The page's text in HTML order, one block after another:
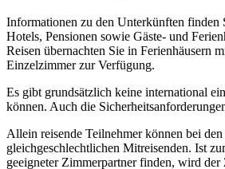
Informationen zu den Unterkünften finden
Hotels, Pensionen sowie Gäste- und
Reisen übernachten Sie in Ferienhäusern
Einzelzimmer zur Verfügung.
Es gibt grundsätzlich keine international
können. Auch die
Allein reisende Teilnehmer können bei
gleichgeschlechtlichen Mitreisenden. Ist
geeigneter Zimmerpartner finden, wird